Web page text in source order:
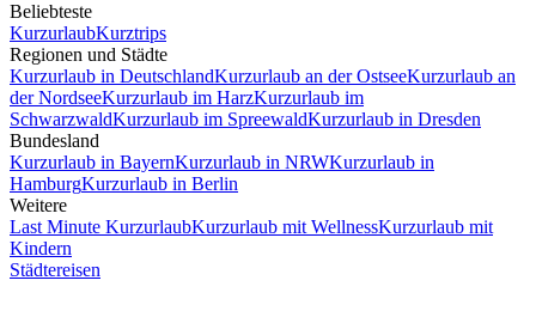
Beliebteste
KurzurlaubKurztrips
Regionen und Städte
Kurzurlaub in DeutschlandKurzurlaub an der OstseeKurzurlaub an
der NordseeKurzurlaub im HarzKurzurlaub im
SchwarzwaldKurzurlaub im SpreewaldKurzurlaub in Dresden
Bundesland
Kurzurlaub in BayernKurzurlaub in NRWKurzurlaub in
HamburgKurzurlaub in Berlin
Weitere
Last Minute KurzurlaubKurzurlaub mit WellnessKurzurlaub mit
Kindern
Städtereisen